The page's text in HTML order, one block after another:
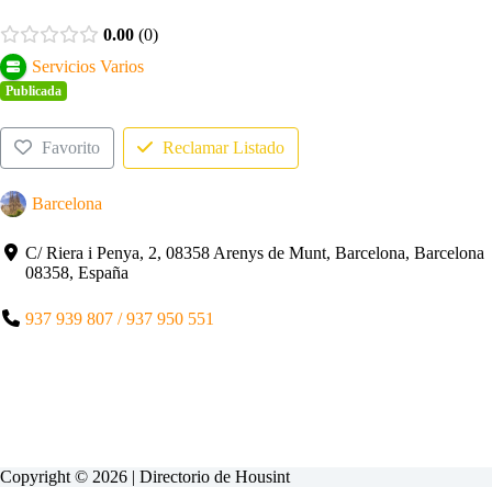
0.00 0
Servicios Varios
Publicada
Favorito Reclamar Listado
Barcelona
C/ Riera i Penya, 2, 08358 Arenys de Munt, Barcelona, Barcelona
08358, España
937 939 807 / 937 950 551
Copyright © 2026 | Directorio de Housint